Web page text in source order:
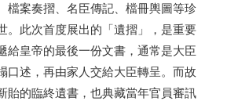
檔案奏摺、名臣傳記、檔冊輿圖等珍
。此次首度展出的「遺摺」，是重要
給皇帝的最後一份文書，通常是大臣
口述，再由家人交給大臣轉呈。而故
貽的臨終遺書，也典藏當年官員審訊